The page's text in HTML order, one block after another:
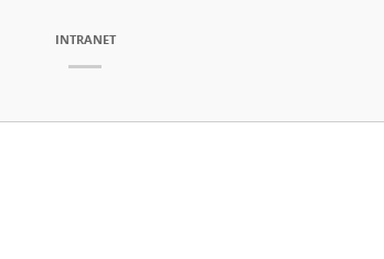
INTRANET